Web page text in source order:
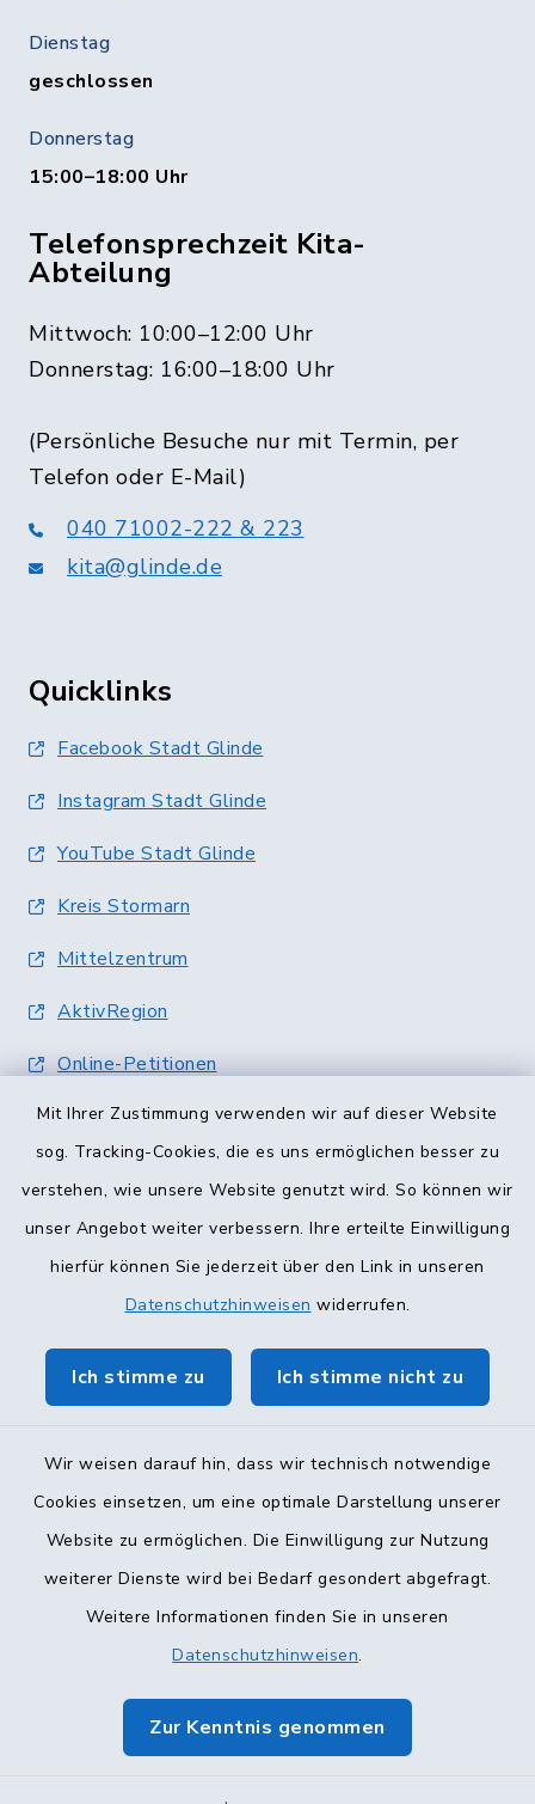
Mit Ihrer Zustimmung verwenden wir auf dieser Website
sog. Tracking-Cookies, die es uns ermöglichen besser zu
verstehen, wie unsere Website genutzt wird. So können wir
unser Angebot weiter verbessern. Ihre erteilte Einwilligung
hierfür können Sie jederzeit über den Link in unseren
Datenschutzhinweisen widerrufen.
Ich stimme zu Ich stimme nicht zu
Wir weisen darauf hin, dass wir technisch notwendige
Cookies einsetzen, um eine optimale Darstellung unserer
Website zu ermöglichen. Die Einwilligung zur Nutzung
weiterer Dienste wird bei Bedarf gesondert abgefragt.
Weitere Informationen finden Sie in unseren
Datenschutzhinweisen.
Zur Kenntnis genommen
Dienstag
geschlossen
Donnerstag
15:00–18:00 Uhr
Telefonsprechzeit Kita-
Abteilung
Mittwoch: 10:00–12:00 Uhr
Donnerstag: 16:00–18:00 Uhr
(Persönliche Besuche nur mit Termin, per
Telefon oder E-Mail)
040 71002-222 & 223
kita@glinde.de
Quicklinks
Facebook Stadt Glinde
Instagram Stadt Glinde
YouTube Stadt Glinde
Kreis Stormarn
Mittelzentrum
AktivRegion
Online-Petitionen
Terminvergabe
Barrierefreiheit